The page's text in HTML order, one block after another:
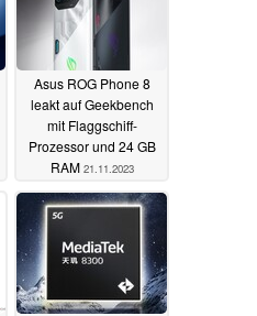
Asus ROG Phone 8
leakt auf Geekbench
mit Flaggschiff-
Prozessor und 24 GB
RAM 21.11.2023